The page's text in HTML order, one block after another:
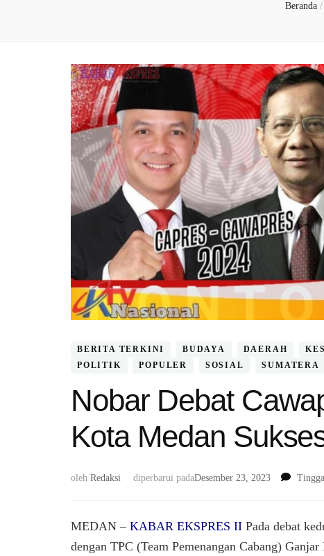
Beranda /
BERITA TERKINI BUDAYA DAERAH
POLITIK
POPULER SOSIAL SUMATERA
Nobar Debat
Kota Medan
oleh Redaksi diperbarui padaDesember 23, 2023
MEDAN – KABAR EKSPRES II Pada debat
dengan TPC (Team Pemenangan Cabang)